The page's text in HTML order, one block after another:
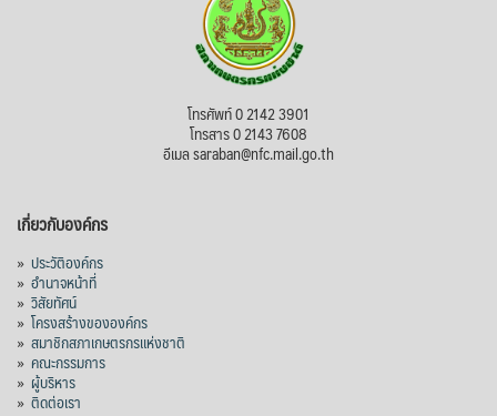
โทรศัพท์ 0 2142 3901
โทรสาร 0 2143 7608
อีเมล saraban@nfc.mail.go.th
เกี่ยวกับองค์กร
» ประวัติองค์กร
» อำนาจหน้าที่
» วิสัยทัศน์
» โครงสร้างขององค์กร
» สมาชิกสภาเกษตรกรแห่งชาติ
» คณะกรรมการ
» ผู้บริหาร
» ติดต่อเรา